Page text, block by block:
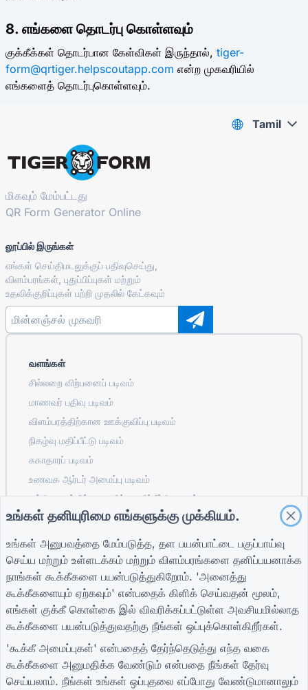
8. எங்களை தொடர்பு கொள்ளவும்
குக்கீக்கள் தொடர்பான கேள்விகள் இருந்தால், tiger-
form@qrtiger.helpscoutapp.com என்ற முகவரியில்
எங்களைத் தொடர்புகொள்ளவும்.
மிகவும் மேம்பட்டது
QR Form Generator Online
லூப்பில் இருங்கள்
எங்கள் செய்திமடலுக்குப் பதிவுசெய்து,
விளம்பரங்கள், புதுப்பிப்புகள் மற்றும்
உதவிக்குறிப்புகள் பற்றி முதலில் கேட்கவும்
வளங்கள்
சில்லறை விற்பனைப் படிவம்
மாணவர் பதிவு படிவம்
விளம்பரத்திற்கான ஊக்குவிப்பு படிவம்
நிகழ்வு மதிப்பீட்டு படிவம்
சுகாதாரப் படிவம்
உணவக ஆர்டர் அமைப்பு படிவம்
கட்டுமானத்திற்கான திட்ட மதிப்பீட்டு படிவம்
தளவாடங்களுக்கான சப்ளையர் மதிப்பீட்டு படிவம்
பயன்பாடுகளுக்கான சேவை கோரிக்கைப் படிவம்
வாடிக்கையாளர் ஈடுபாட்டிற்கான படிவம்
சமூகத்தில் சேரவும்
வழிகாட்டிகள்
உதவி மையம்
வலைப்பதிவு
TIGER FORM
வழிகாட்டி
நிறுவனம்
எங்களைப் பற்றி
எங்களை தொடர்பு
கொள்ளவும்
விதிமுறைகள்
விதிமுறைகள்
தனியுரிமைக் கொள்கை
கூக்கீ அமைப்புகள்
Tamil
உங்கள் தனியுரிமை எங்களுக்கு முக்கியம்.
உங்கள் அனுபவத்தை மேம்படுத்த, தள பயன்பாட்டை பகுப்பாய்வு
செய்ய மற்றும் உள்ளடக்கம் மற்றும் விளம்பரங்களை தனிப்பயனாக்க
நாங்கள் கூக்கீகளை பயன்படுத்துகிறோம். 'அனைத்து
கூக்கீகளையும் ஏற்கவும்' என்பதைக் கிளிக் செய்வதன் மூலம்,
எங்கள் குக்கீ கொள்கை இல் விவரிக்கப்பட்டுள்ள அவசியமில்லாத
கூக்கீகளை பயன்படுத்துவதற்கு நீங்கள் ஒப்புக்கொள்கிறீர்கள்.
'கூக்கீ அமைப்புகள்' என்பதைத் தேர்ந்தெடுத்து எந்த வகை
கூக்கீகளை அனுமதிக்க வேண்டும் என்பதை நீங்கள் தேர்வு
செய்யலாம். நீங்கள் உங்கள் ஒப்புதலை எப்போது வேண்டுமானாலும்